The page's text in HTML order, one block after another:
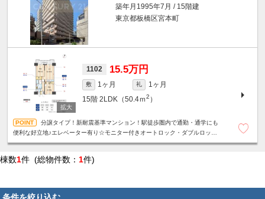
築年月1995年7月 / 15階建
東京都板橋区宮本町
1102 15.5万円
敷 1ヶ月 礼
1ヶ月
15階 2LDK（50.4ｍ2 ）
分譲タイプ！新耐震基準マンション！駅徒歩圏内で通勤・通学にも
便利な好立地♪エレベーター有り☆モニター付きオートロック・ダブルロッ
棟数1件 (総物件数： 1件)